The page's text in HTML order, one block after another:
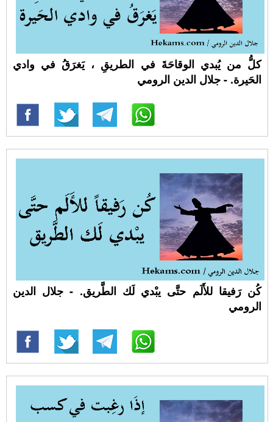
كلُّ من يُبدي الوقاحَةَ في الطريقِ ، يَغرَقُ في وادي
الحَيرة. - جلال الدين الرومي
كُن رَفيقا للأَلَم حتَّى يبْدي لَك الطَّريق. - جلال الدين
الرومي